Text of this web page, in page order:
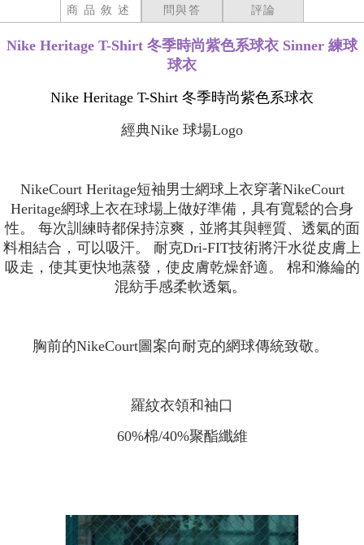
商品敘述 問與答 評論